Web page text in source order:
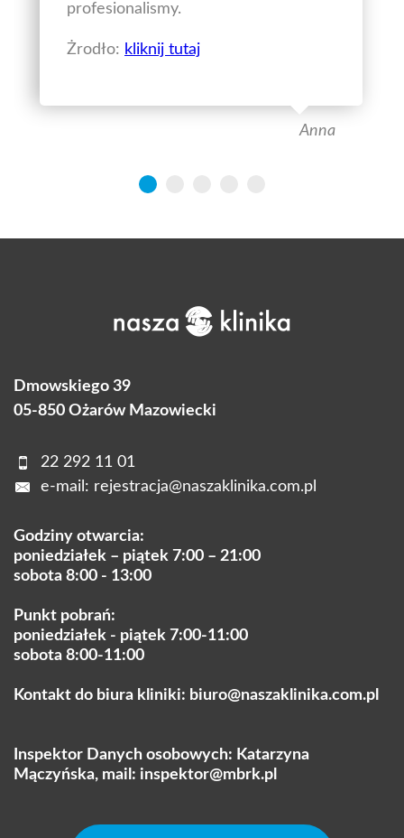
profesionalismy.
Żrodło: kliknij tutaj
Anna
Dmowskiego 39
05-850 Ożarów Mazowiecki
22 292 11 01
e-mail: rejestracja@naszaklinika.com.pl
Godziny otwarcia:
poniedziałek – piątek 7:00 – 21:00
sobota 8:00 - 13:00
Punkt pobrań:
poniedziałek - piątek 7:00-11:00
sobota 8:00-11:00
Kontakt do biura kliniki: biuro@naszaklinika.com.pl
Inspektor Danych osobowych: Katarzyna
Mączyńska, mail: inspektor@mbrk.pl